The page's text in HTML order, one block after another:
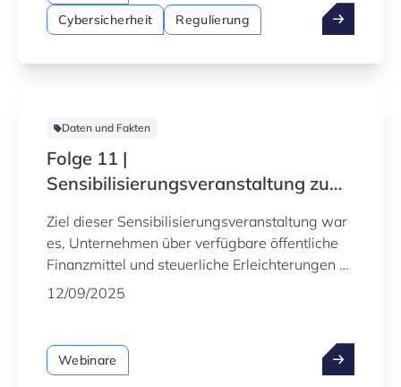
schwerwiegende Bedrohung identifiziert, die
Produktions- und Lieferketten stören kann.
Cybersicherheit Regulierung
Daten und Fakten
Folge 11 |
Sensibilisierungsveranstaltung zu
nationaler Finanzierung
Ziel dieser Sensibilisierungsveranstaltung war
es, Unternehmen über verfügbare öffentliche
Finanzmittel und steuerliche Erleichterungen zu
informieren, die sie für ihre digitalen
12/09/2025
Webinare